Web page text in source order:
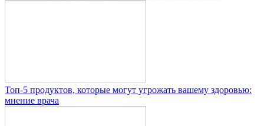
Топ-5 продуктов, которые могут угрожать вашему здоровью:
мнение врача